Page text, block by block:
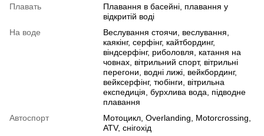
Плавать
Плавання в басейні, плавання у
відкритій воді
На воде
Веслування стоячи, веслування,
каякінг, серфінг, кайтбординг,
віндсерфінг, риболовля, катання на
човнах, вітрильний спорт, вітрильні
перегони, водні лижі, вейкбординг,
вейксерфінг, тюбінги, вітрильна
експедиція, бурхлива вода, підводне
плавання
Автоспорт
Мотоцикл, Overlanding, Motorcrossing,
ATV, снігохід